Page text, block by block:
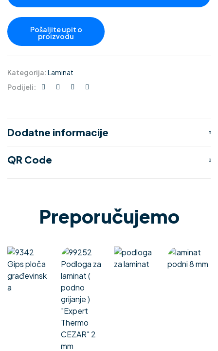
Kategorija:Laminat
Podijeli:
Dodatne informacije
QR Code
Preporučujemo